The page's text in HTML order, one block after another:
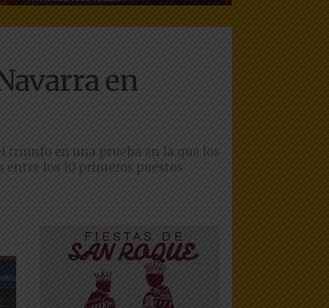
en
triunfo en una prueba en la que los
entre los 10 primeros puestos